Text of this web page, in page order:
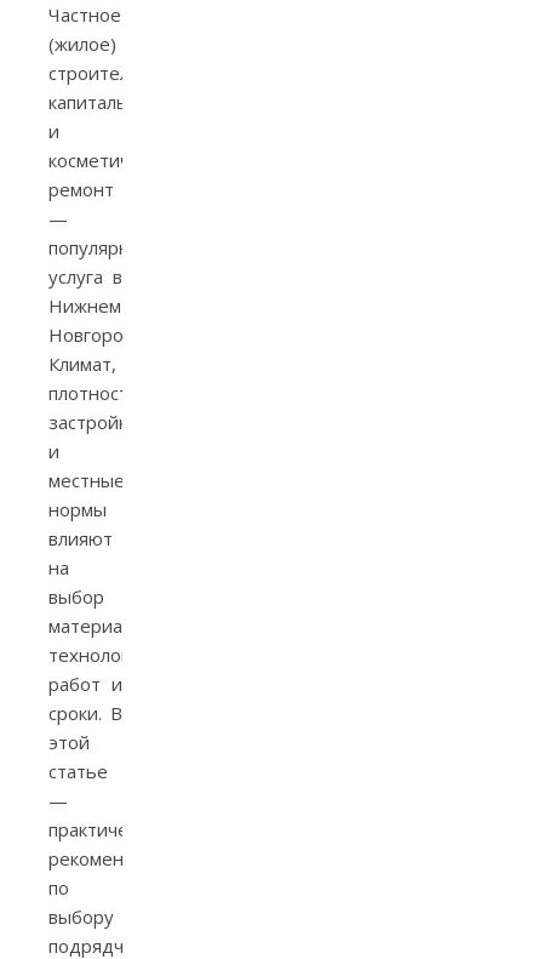
Частное
(жилое)
строительство,
капитальный
и
косметический
ремонт
—
популярная
услуга в
Нижнем
Новгороде.
Климат,
плотность
застройки
и
местные
нормы
влияют
на
выбор
материалов,
технологию
работ и
сроки. В
этой
статье
—
практические
рекомендации
по
выбору
подрядчика,